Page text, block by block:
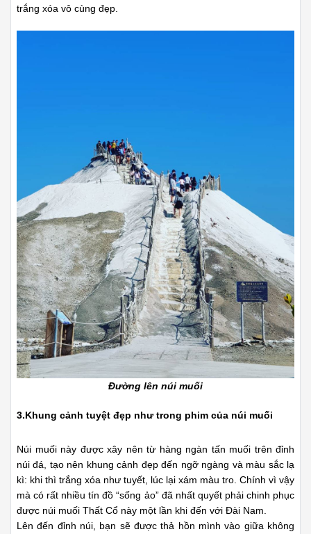
trắng xóa vô cùng đẹp.
Đường lên núi muối
3.Khung cảnh tuyệt đẹp như trong phim của núi muối
Núi muối này được xây nên từ hàng ngàn tấn muối trên đỉnh
núi đá, tạo nên khung cảnh đẹp đến ngỡ ngàng và màu sắc lạ
kì: khi thì trắng xóa như tuyết, lúc lại xám màu tro. Chính vì vậy
mà có rất nhiều tín đồ “sống ảo” đã nhất quyết phải chinh phục
được núi muối Thất Cổ này một lần khi đến với Đài Nam.
Lên đến đỉnh núi, bạn sẽ được thả hồn mình vào giữa không